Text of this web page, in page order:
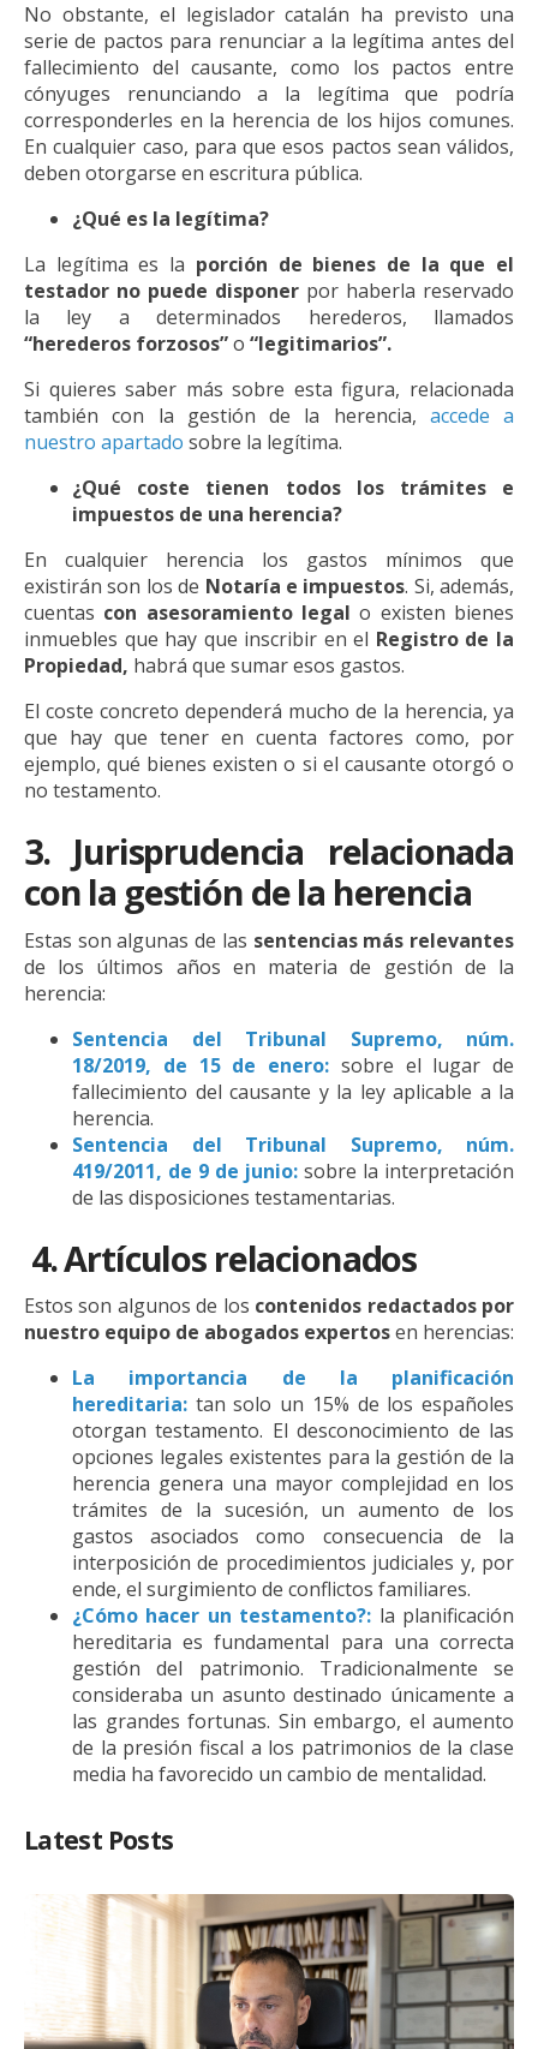
No obstante, el legislador catalán ha previsto una
serie de pactos para renunciar a la legítima antes del
fallecimiento del causante, como los pactos entre
cónyuges renunciando a la legítima que podría
corresponderles en la herencia de los hijos comunes.
En cualquier caso, para que esos pactos sean válidos,
deben otorgarse en escritura pública.
¿Qué es la legítima?
La legítima es la porción de bienes de la que el
testador no puede disponer por haberla reservado
la ley a determinados herederos, llamados
“herederos forzosos”o “legitimarios”.
Si quieres saber más sobre esta figura, relacionada
también con la gestión de la herencia, accede a
nuestro apartado sobre la legítima.
¿Qué coste tienen todos los trámites e
impuestos de una herencia?
En cualquier herencia los gastos mínimos que
existirán son los de Notaría e impuestos. Si, además,
cuentas con asesoramiento legal o existen bienes
inmuebles que hay que inscribir en el Registro de la
Propiedad, habrá que sumar esos gastos.
El coste concreto dependerá mucho de la herencia, ya
que hay que tener en cuenta factores como, por
ejemplo, qué bienes existen o si el causante otorgó o
no testamento.
3. Jurisprudencia relacionada
con la gestión de la herencia
Estas son algunas de las sentencias más relevantes
de los últimos años en materia de gestión de la
herencia:
Sentencia del Tribunal Supremo, núm.
18/2019, de 15 de enero: sobre el lugar de
fallecimiento del causante y la ley aplicable a la
herencia.
Sentencia del Tribunal Supremo, núm.
419/2011, de 9 de junio: sobre la interpretación
de las disposiciones testamentarias.
4.Artículos relacionados
Estos son algunos de los contenidos redactados por
nuestro equipo de abogados expertosen herencias:
La importancia de la planificación
hereditaria: tan solo un 15% de los españoles
otorgan testamento. El desconocimiento de las
opciones legales existentes para la gestión de la
herencia genera una mayor complejidad en los
trámites de la sucesión, un aumento de los
gastos asociados como consecuencia de la
interposición de procedimientos judiciales y, por
ende, el surgimiento de conflictos familiares.
¿Cómo hacer un testamento?: la planificación
hereditaria es fundamental para una correcta
gestión del patrimonio. Tradicionalmente se
consideraba un asunto destinado únicamente a
las grandes fortunas. Sin embargo, el aumento
de la presión fiscal a los patrimonios de la clase
media ha favorecido un cambio de mentalidad.
Latest Posts